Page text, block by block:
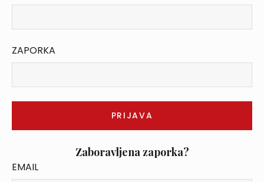
ZAPORKA
Zaboravljena zaporka?
EMAIL